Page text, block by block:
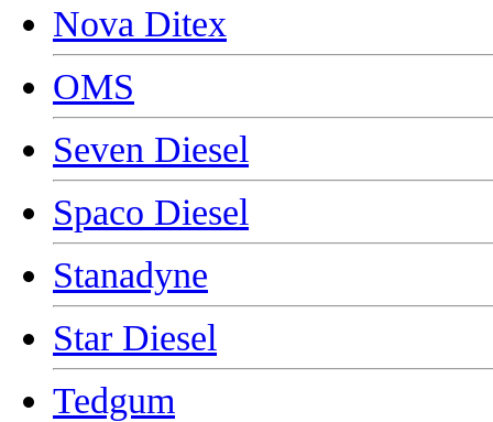
Nova Ditex
OMS
Seven Diesel
Spaco Diesel
Stanadyne
Star Diesel
Tedgum